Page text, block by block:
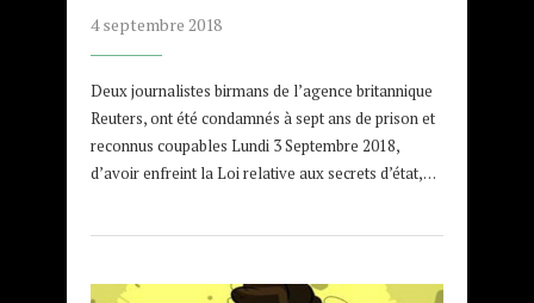
4 septembre 2018
Deux journalistes birmans de l’agence britannique
Reuters, ont été condamnés à sept ans de prison et
reconnus coupables Lundi 3 Septembre 2018,
d’avoir enfreint la Loi relative aux secrets d’état,…